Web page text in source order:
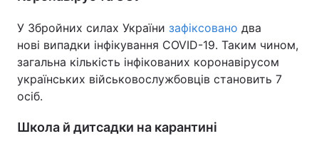
У Збройних силах України зафіксовано два
нові випадки інфікування COVID-19. Таким чином,
загальна кількість інфікованих коронавірусом
українських військовослужбовців становить 7
осіб.
Школа й дитсадки на карантині